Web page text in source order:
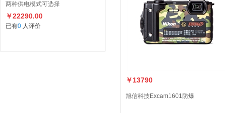
两种供电模式可选择
￥22290.00
已有0 人评价
￥13790
旭信科技Excam1601防爆